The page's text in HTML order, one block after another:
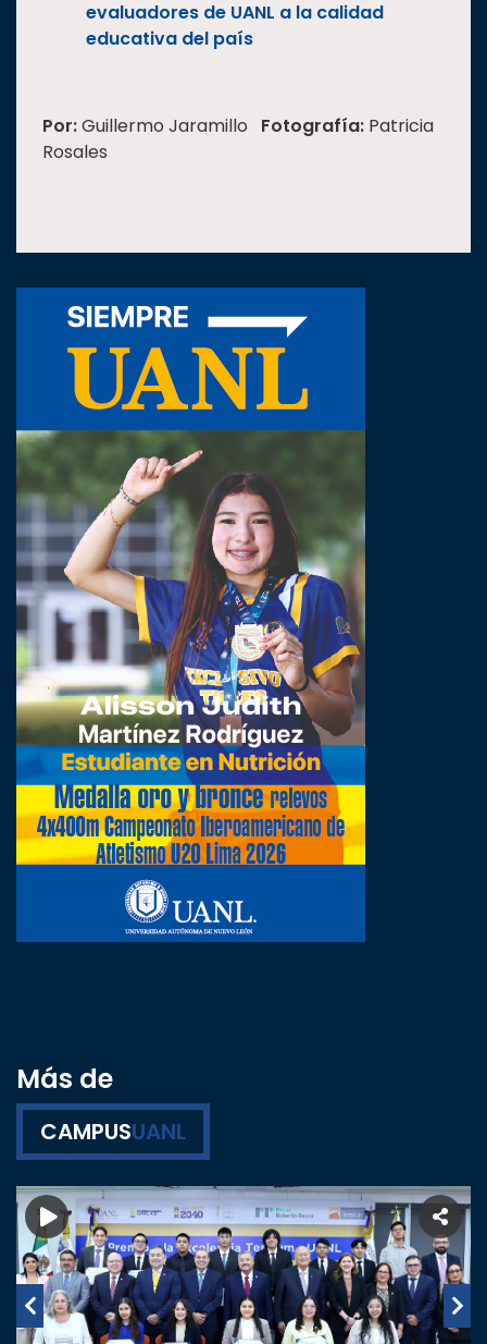
evaluadores de UANL a la calidad
educativa del país
Por:Guillermo Jaramillo Fotografía: Patricia
Rosales
Más de
CAMPUSUANL